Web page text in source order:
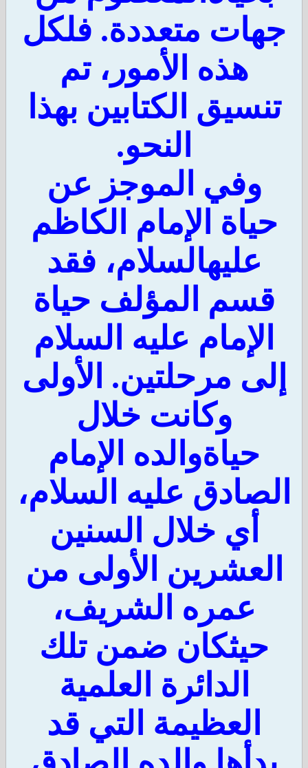
متعددة. فلكل
هذه الأمور، تم
الكتابين بهذا
النحو.
وفي الموجز عن
الإمام الكاظم
عليهالسلام، فقد
المؤلف حياة
عليه السلام
مرحلتين. الأولى
وكانت خلال
حياةوالده الإمام
عليه السلام،
أي خلال السنين
الأولى من
عمره الشريف،
حيثكان ضمن تلك
الدائرة العلمية
العظيمة التي قد